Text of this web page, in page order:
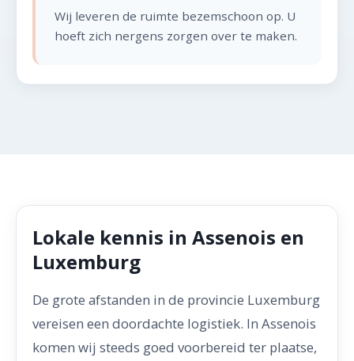
Wij leveren de ruimte bezemschoon op. U
hoeft zich nergens zorgen over te maken.
Lokale kennis in Assenois en
Luxemburg
De grote afstanden in de provincie Luxemburg
vereisen een doordachte logistiek. In Assenois
komen wij steeds goed voorbereid ter plaatse,